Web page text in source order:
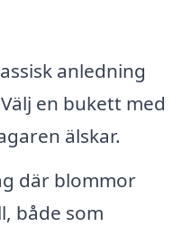
anledning
en bukett med
älskar.
där blommor
både som